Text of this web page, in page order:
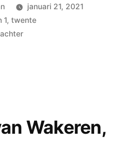
januari 21, 2021
1, twente
op
uit
Wakeren,